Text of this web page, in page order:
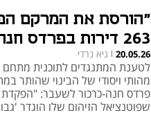
"הורסת את המרקם
263 דירות בפרדס חנה-כרכור
20.05.26
| גיא נרדי
לטענת המתנגדים לתוכנית מתחם
מהותי ויסודי של הבינוי שהותר
פרדס חנה-כרכור לשעבר: "הפקדת
שפוטנציאל הזיהום שלו הוגדר